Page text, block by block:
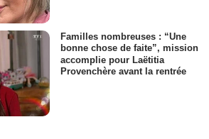
Familles nombreuses : “Une
bonne chose de faite”, mission
accomplie pour Laëtitia
Provenchère avant la rentrée